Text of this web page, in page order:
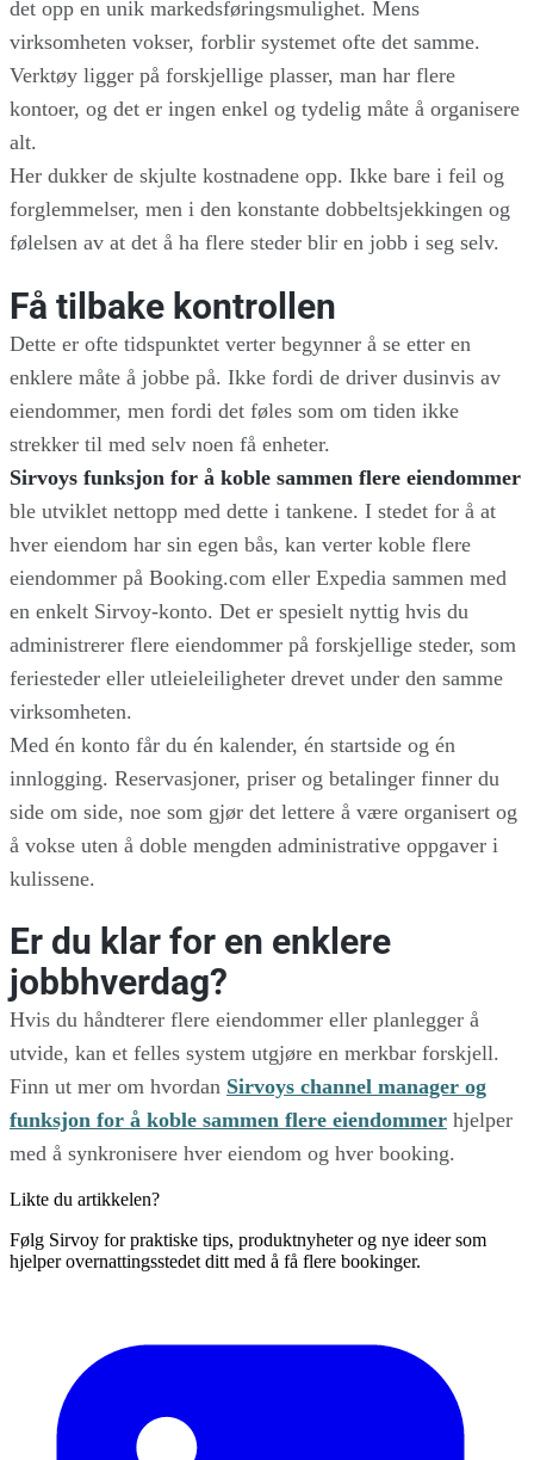
det opp en unik markedsføringsmulighet. Mens
virksomheten vokser, forblir systemet ofte det samme.
Verktøy ligger på forskjellige plasser, man har flere
kontoer, og det er ingen enkel og tydelig måte å organisere
alt.
Her dukker de skjulte kostnadene opp. Ikke bare i feil og
forglemmelser, men i den konstante dobbeltsjekkingen og
følelsen av at det å ha flere steder blir en jobb i seg selv.
Få tilbake kontrollen
Dette er ofte tidspunktet verter begynner å se etter en
enklere måte å jobbe på. Ikke fordi de driver dusinvis av
eiendommer, men fordi det føles som om tiden ikke
strekker til med selv noen få enheter.
Sirvoys funksjon for å koble sammen flere eiendommer
ble utviklet nettopp med dette i tankene. I stedet for å at
hver eiendom har sin egen bås, kan verter koble flere
eiendommer på Booking.com eller Expedia sammen med
en enkelt Sirvoy-konto. Det er spesielt nyttig hvis du
administrerer flere eiendommer på forskjellige steder, som
feriesteder eller utleieleiligheter drevet under den samme
virksomheten.
Med én konto får du én kalender, én startside og én
innlogging. Reservasjoner, priser og betalinger finner du
side om side, noe som gjør det lettere å være organisert og
å vokse uten å doble mengden administrative oppgaver i
kulissene.
Er du klar for en enklere
jobbhverdag?
Hvis du håndterer flere eiendommer eller planlegger å
utvide, kan et felles system utgjøre en merkbar forskjell.
Finn ut mer om hvordan Sirvoys channel manager og
funksjon for å koble sammen flere eiendommer hjelper
med å synkronisere hver eiendom og hver booking.
Likte du artikkelen?
Følg Sirvoy for praktiske tips, produktnyheter og nye ideer som
hjelper overnattingsstedet ditt med å få flere bookinger.